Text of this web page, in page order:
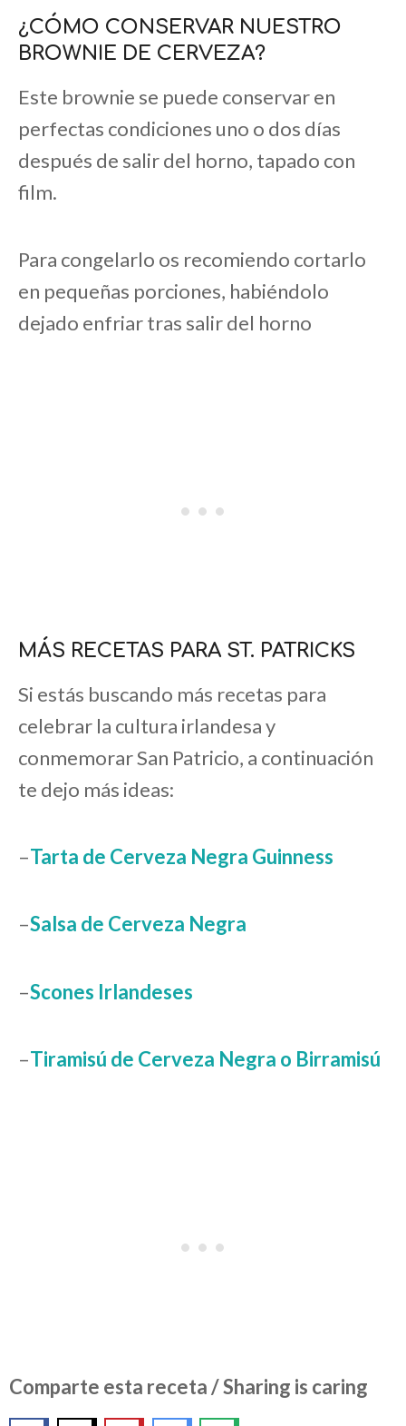
¿CÓMO CONSERVAR NUESTRO
BROWNIE DE CERVEZA?
Este brownie se puede conservar en
perfectas condiciones uno o dos días
después de salir del horno, tapado con
film.
Para congelarlo os recomiendo cortarlo
en pequeñas porciones, habiéndolo
dejado enfriar tras salir del horno
MÁS RECETAS PARA ST. PATRICKS
Si estás buscando más recetas para
celebrar la cultura irlandesa y
conmemorar San Patricio, a continuación
te dejo más ideas:
–Tarta de Cerveza Negra Guinness
–Salsa de Cerveza Negra
–Scones Irlandeses
–Tiramisú de Cerveza Negra o Birramisú
Comparte esta receta / Sharing is caring